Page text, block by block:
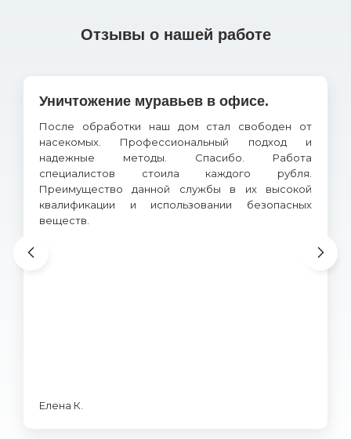
Отзывы о нашей работе
Уничтожение муравьев в офисе.
После обработки наш дом стал свободен от
насекомых. Профессиональный подход и
надежные методы. Спасибо. Работа
специалистов стоила каждого рубля.
Преимущество данной службы в их высокой
квалификации и использовании безопасных
веществ.
Елена К.